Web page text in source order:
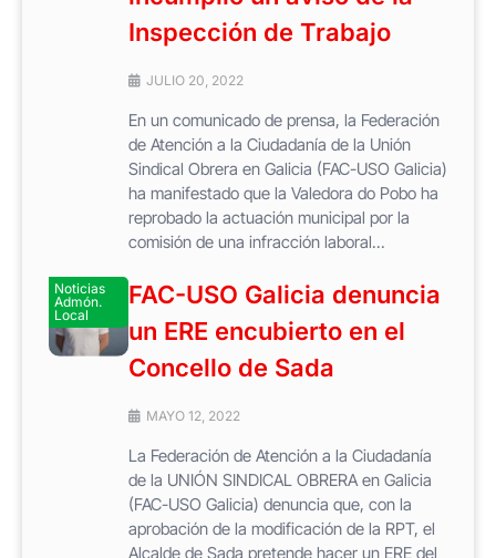
Inspección de Trabajo
JULIO 20, 2022
En un comunicado de prensa, la Federación
de Atención a la Ciudadanía de la Unión
Sindical Obrera en Galicia (FAC-USO Galicia)
ha manifestado que la Valedora do Pobo ha
reprobado la actuación municipal por la
comisión de una infracción laboral...
Noticias
Admón.
Local
FAC-USO Galicia denuncia
un ERE encubierto en el
Concello de Sada
MAYO 12, 2022
La Federación de Atención a la Ciudadanía
de la UNIÓN SINDICAL OBRERA en Galicia
(FAC-USO Galicia) denuncia que, con la
aprobación de la modificación de la RPT, el
Alcalde de Sada pretende hacer un ERE del